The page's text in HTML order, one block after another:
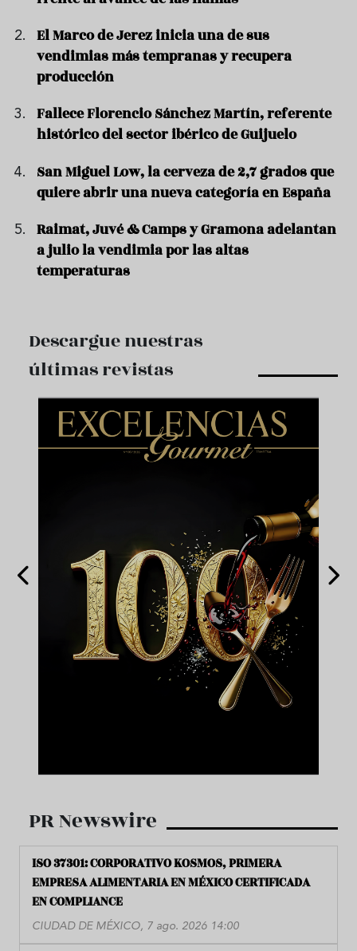
El Marco de Jerez inicia una de sus
vendimias más tempranas y recupera
producción
Fallece Florencio Sánchez Martín, referente
histórico del sector ibérico de Guijuelo
San Miguel Low, la cerveza de 2,7 grados que
quiere abrir una nueva categoría en España
Raimat, Juvé & Camps y Gramona adelantan
a julio la vendimia por las altas
temperaturas
Descargue nuestras
últimas revistas
PR Newswire
ISO 37301: CORPORATIVO KOSMOS, PRIMERA
EMPRESA ALIMENTARIA EN MÉXICO CERTIFICADA
EN COMPLIANCE
CIUDAD DE MÉXICO, 7 ago. 2026 14:00